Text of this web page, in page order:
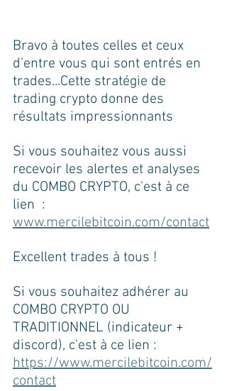
Bravo à toutes celles et ceux
d'entre vous qui sont entrés en
trades...Cette stratégie de
trading crypto donne des
résultats impressionnants
Si vous souhaitez vous aussi
recevoir les alertes et analyses
du COMBO CRYPTO, c'est à ce
lien  :
www.mercilebitcoin.com/contact
Excellent trades à tous !
Si vous souhaitez adhérer au
COMBO CRYPTO OU
TRADITIONNEL (indicateur +
discord), c'est à ce lien :
https://www.mercilebitcoin.com/
contact